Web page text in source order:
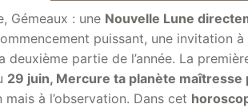
Gémeaux : une Nouvelle Lune
puissant, une invitation
partie de l’année. La
29 juin, Mercure ta planète maîtresse
mais à l’observation. Dans cet